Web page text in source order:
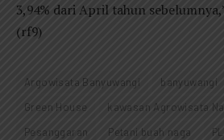
3,94% dari April tahun
(rf9)
Argowisata Banyuwangi banyuwangi
Green House
kawasan Agrowisata
Pesanggaran
Petani buah naga